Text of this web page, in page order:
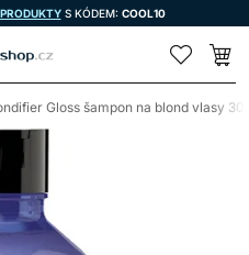
S KÓDEM: COOL10
Gloss šampon na blond vlasy